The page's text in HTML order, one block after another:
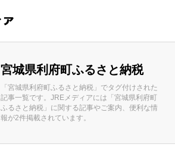
宮城県利府町ふるさと納税
「宮城県利府町ふるさと納税」でタグ付けされた
記事一覧です。JREメディアには「宮城県利府町
ふるさと納税」に関する記事やご案内、便利な情
報が2件掲載されています。